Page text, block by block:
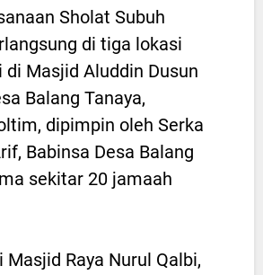
Sholat Subuh
di tiga lokasi
di Masjid Aluddin Dusun
Balang Tanaya,
dipimpin oleh Serka
Babinsa Desa Balang
sekitar 20 jamaah
Masjid Raya Nurul Qalbi,